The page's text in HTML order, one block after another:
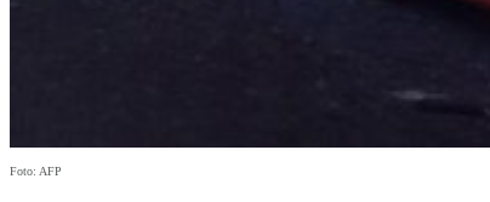
Foto: AFP